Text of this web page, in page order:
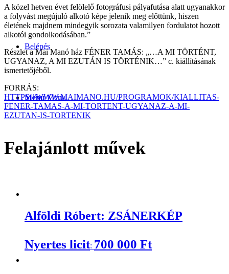
Belépés
Menu Menu
A közel hetven évet felölelő fotográfusi pályafutása alatt ugyanakkor
a folyvást megújuló alkotó képe jelenik meg előttünk, hiszen
életének majdnem mindegyik sorozata valamilyen fordulatot hozott
alkotói gondolkodásában.”
Részlet a Mai Manó ház FÉNER TAMÁS: „…A MI TÖRTÉNT,
UGYANAZ, A MI EZUTÁN IS TÖRTÉNIK…” c. kiállításának
ismertetőjéből.
FORRÁS:
HTTPS://WWW.MAIMANO.HU/PROGRAMOK/KIALLITAS-
FENER-TAMAS-A-MI-TORTENT-UGYANAZ-A-MI-
EZUTAN-IS-TORTENIK
Felajánlott művek
Alföldi Róbert: ZSÁNERKÉP
Nyertes licit: 700 000 Ft